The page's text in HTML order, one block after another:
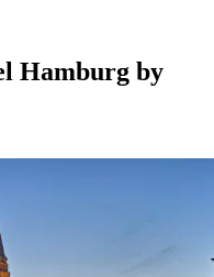
Hamburg by